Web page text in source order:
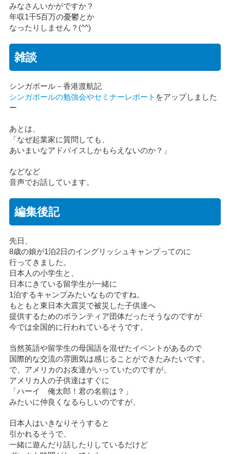
みなさんいかがですか？
年収1千5百万の憂鬱とか
なったりしません？(^^)
雑談
シンガポール－香港渡航記
シンガポールの勉強会やセミナーレポート をアップしました
ー
あとは、
「なぜ起業家に質問しても、
あいまいなアドバイスしかもらえないのか？」
などなど
音声でお話しています。
編集後記
先日、
8歳の娘が1泊2日のイングリッシュキャンプってのに
行ってきました。
日本人の小学生と、
日本にきている留学生が一緒に
1泊するキャンプみたいなものですね。
もともと東日本大震災で被災した子供達へ
提供するためのボランティア団体だったそうなのですが
今では全国的に行われているそうです。
当然英語や留学生の母国語を混ぜたイベントがあるので
国際的な交流の雰囲気は感じることができたみたいです。
で、アメリカのお友達がいっていたのですが、
アメリカ人の子供達はすぐに
「ハーイ 俺太郎！君の名前は？」
みたいに仲良くなるらしいのですが、
日本人はいきなりそうすると
引かれるそうで、
一緒に遊んだり話したりしているだけど